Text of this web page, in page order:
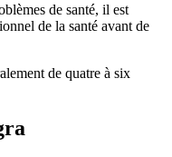
de santé, il est
de la santé avant de
de quatre à six